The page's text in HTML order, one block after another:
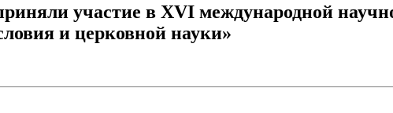
участие в ХVI международной
и церковной науки»